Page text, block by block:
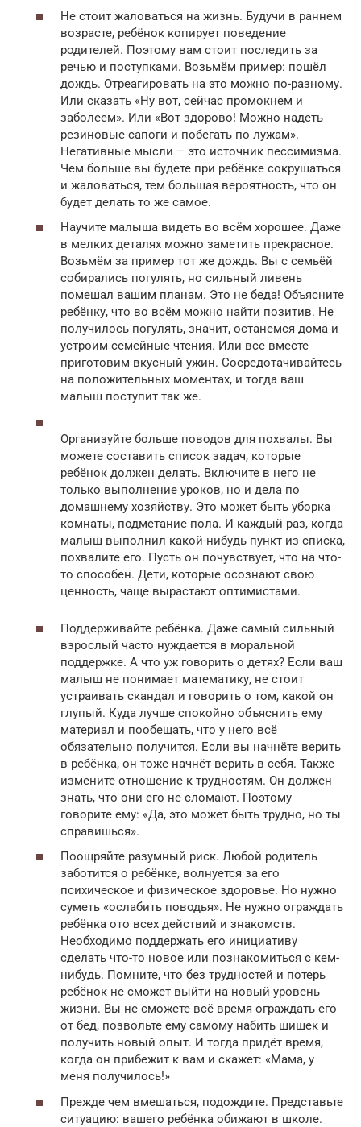
Не стоит жаловаться на жизнь. Будучи в раннем
возрасте, ребёнок копирует поведение
родителей. Поэтому вам стоит последить за
речью и поступками. Возьмём пример: пошёл
дождь. Отреагировать на это можно по-разному.
Или сказать «Ну вот, сейчас промокнем и
заболеем». Или «Вот здорово! Можно надеть
резиновые сапоги и побегать по лужам».
Негативные мысли – это источник пессимизма.
Чем больше вы будете при ребёнке сокрушаться
и жаловаться, тем большая вероятность, что он
будет делать то же самое.
Научите малыша видеть во всём хорошее. Даже
в мелких деталях можно заметить прекрасное.
Возьмём за пример тот же дождь. Вы с семьёй
собирались погулять, но сильный ливень
помешал вашим планам. Это не беда! Объясните
ребёнку, что во всём можно найти позитив. Не
получилось погулять, значит, останемся дома и
устроим семейные чтения. Или все вместе
приготовим вкусный ужин. Сосредотачивайтесь
на положительных моментах, и тогда ваш
малыш поступит так же.
Организуйте больше поводов для похвалы. Вы
можете составить список задач, которые
ребёнок должен делать. Включите в него не
только выполнение уроков, но и дела по
домашнему хозяйству. Это может быть уборка
комнаты, подметание пола. И каждый раз, когда
малыш выполнил какой-нибудь пункт из списка,
похвалите его. Пусть он почувствует, что на что-
то способен. Дети, которые осознают свою
ценность, чаще вырастают оптимистами.
Поддерживайте ребёнка. Даже самый сильный
взрослый часто нуждается в моральной
поддержке. А что уж говорить о детях? Если ваш
малыш не понимает математику, не стоит
устраивать скандал и говорить о том, какой он
глупый. Куда лучше спокойно объяснить ему
материал и пообещать, что у него всё
обязательно получится. Если вы начнёте верить
в ребёнка, он тоже начнёт верить в себя. Также
измените отношение к трудностям. Он должен
знать, что они его не сломают. Поэтому
говорите ему: «Да, это может быть трудно, но ты
справишься».
Поощряйте разумный риск. Любой родитель
заботится о ребёнке, волнуется за его
психическое и физическое здоровье. Но нужно
суметь «ослабить поводья». Не нужно ограждать
ребёнка ото всех действий и знакомств.
Необходимо поддержать его инициативу
сделать что-то новое или познакомиться с кем-
нибудь. Помните, что без трудностей и потерь
ребёнок не сможет выйти на новый уровень
жизни. Вы не сможете всё время ограждать его
от бед, позвольте ему самому набить шишек и
получить новый опыт. И тогда придёт время,
когда он прибежит к вам и скажет: «Мама, у
меня получилось!»
Прежде чем вмешаться, подождите. Представьте
ситуацию: вашего ребёнка обижают в школе.